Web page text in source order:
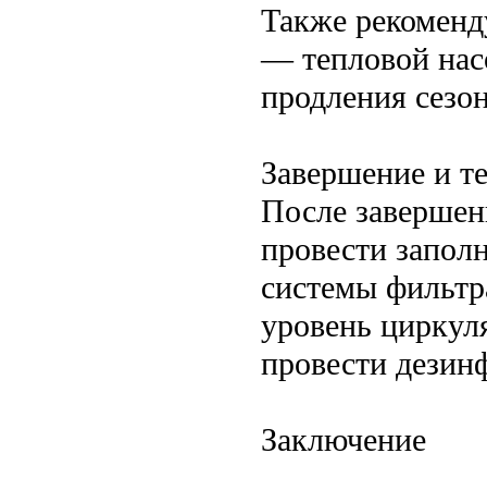
Также
— тепловой
продления
Завершение и
После
провести
системы
уровень
провести
Заключение